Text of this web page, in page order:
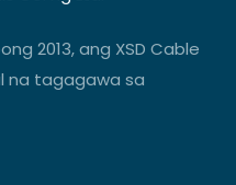
2013, ang XSD Cable
na tagagawa sa